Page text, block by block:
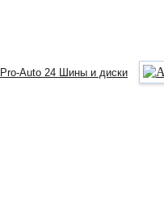
Pro-Auto 24 Шины и диски